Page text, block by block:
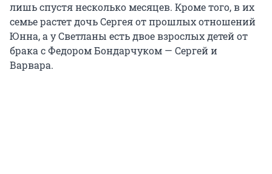
лишь спустя несколько месяцев. Кроме того, в их
семье растет дочь Сергея от прошлых отношений
Юнна, а у Светланы есть двое взрослых детей от
брака с Федором Бондарчуком — Сергей и
Варвара.